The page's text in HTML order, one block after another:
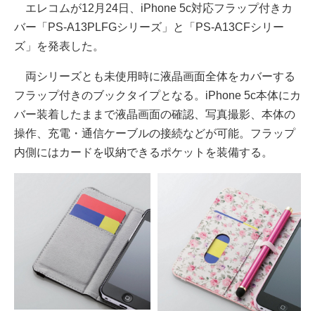
エレコムが12月24日、iPhone 5c対応フラップ付きカ
バー「PS-A13PLFGシリーズ」と「PS-A13CFシリー
ズ」を発表した。
両シリーズとも未使用時に液晶画面全体をカバーする
フラップ付きのブックタイプとなる。iPhone 5c本体にカ
バー装着したままで液晶画面の確認、写真撮影、本体の
操作、充電・通信ケーブルの接続などが可能。フラップ
内側にはカードを収納できるポケットを装備する。